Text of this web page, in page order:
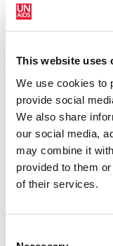
This website uses
We use cookies to
provide social
We also share
our social media,
may combine it
provided to them
of their services.
иностранных
Брак,
Нолберто
«Группа 5» и
также
В рамках
посмотреть здесь:
http://